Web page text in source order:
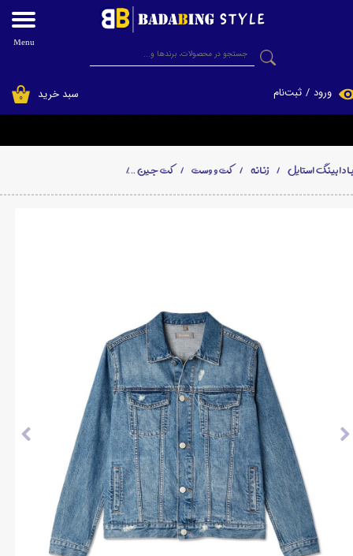
۰ سبد خرید ورود / ثبت‌نام
تغییر گذر واژه
سفارشات
خروج از حساب کاربری
Menu
بادابینگ استایل زنانه کت و وست کت جین